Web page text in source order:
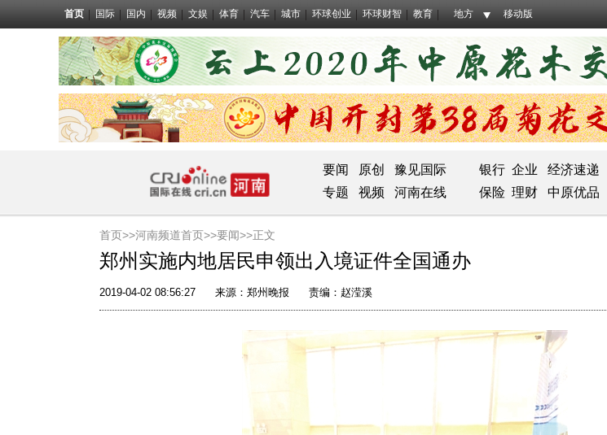
首页 国际 国内 视频 文娱 体育 汽车 城市 环球创业 环球财智 教育 地方 移动版
要闻 原创 豫见国际 银行 企业 经济速递
专题
视频 河南在线 保险 理财 中原优品
首页>>河南频道首页>>要闻>>正文
郑州实施内地居民申领出入境证件全国通办
2019-04-02 08:56:27 来源： 郑州晚报 责编：赵滢溪